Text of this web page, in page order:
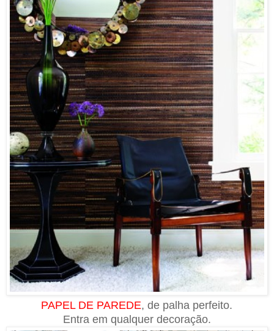
PAPEL DE PAREDE, de palha perfeito.
Entra em qualquer decoração.